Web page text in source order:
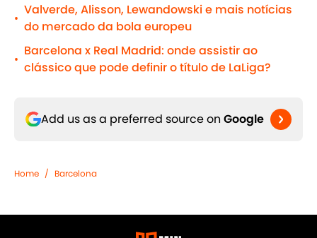
•
Valverde, Alisson, Lewandowski e mais notícias
do mercado da bola europeu
•
Barcelona x Real Madrid: onde assistir ao
clássico que pode definir o título de LaLiga?
Add us as a preferred source on Google
Home / Barcelona